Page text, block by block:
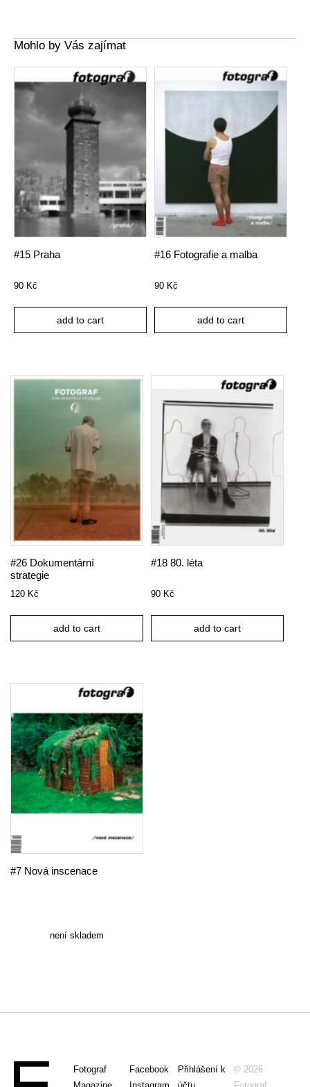
Mohlo by Vás zajímat
#15 Praha
90 Kč
add to cart
#16 Fotografie a malba
90 Kč
add to cart
#26 Dokumentární
strategie
120 Kč
add to cart
#18 80. léta
90 Kč
add to cart
#7 Nová inscenace
není skladem
Fotograf
Facebook
Přihlášení k
© 2026